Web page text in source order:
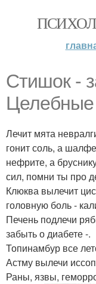
Стишок -
Целебные
Лечит мята
гонит соль, а
нефрите, а
сил, помни ты про
Клюква вылечит
головную боль -
Печень подлечи
забыть о диабете -.
Топинамбур все
Астму вылечи
Раны, язвы,